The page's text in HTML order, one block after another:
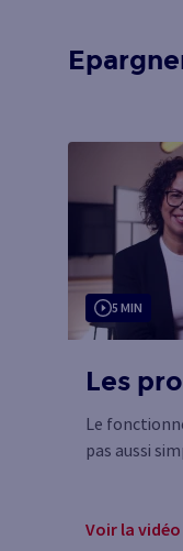
5 MIN
Les
Le
pas aussi
Voir la vidéo